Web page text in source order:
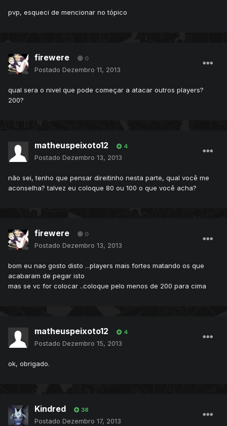
pvp, esqueci de mencionar no tópico
firewere 0
Postado Dezembro 11, 2013
qual sera o nivel que pode começar a atacar outros players?
200?
matheuspeixoto12 4
Postado Dezembro 13, 2013
não sei, tenho que pensar direitinho nesta parte, qual você me
aconselha? talvez eu coloque 80 ou 100 o que você acha?
firewere 0
Postado Dezembro 13, 2013
bom eu nao gosto disto ...players mais fortes matando os que
acabaram de pegar isto
mas se vc for colocar ..coloque pelo menos de 200 para cima
matheuspeixoto12 4
Postado Dezembro 15, 2013
ok, obrigado.
Kindred 38
Postado Dezembro 17, 2013